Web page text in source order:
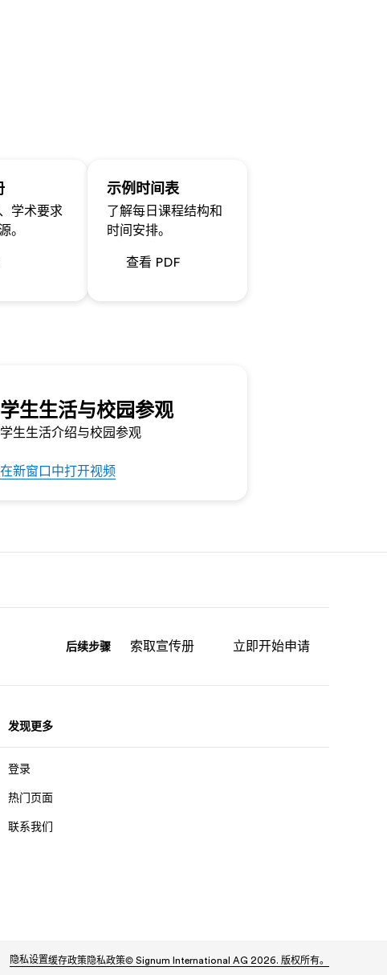
学术要求
。
示例时间表
了解每日课程结构和
时间安排。
查看 PDF
学生生活与校园参观
学生生活介绍与校园参观
在新窗口中打开视频
后续步骤 索取宣传册 立即开始申请
发现更多
登录
热门页面
联系我们
隐私设置缓存政策隐私政策© Signum International AG 2026. 版权所有。